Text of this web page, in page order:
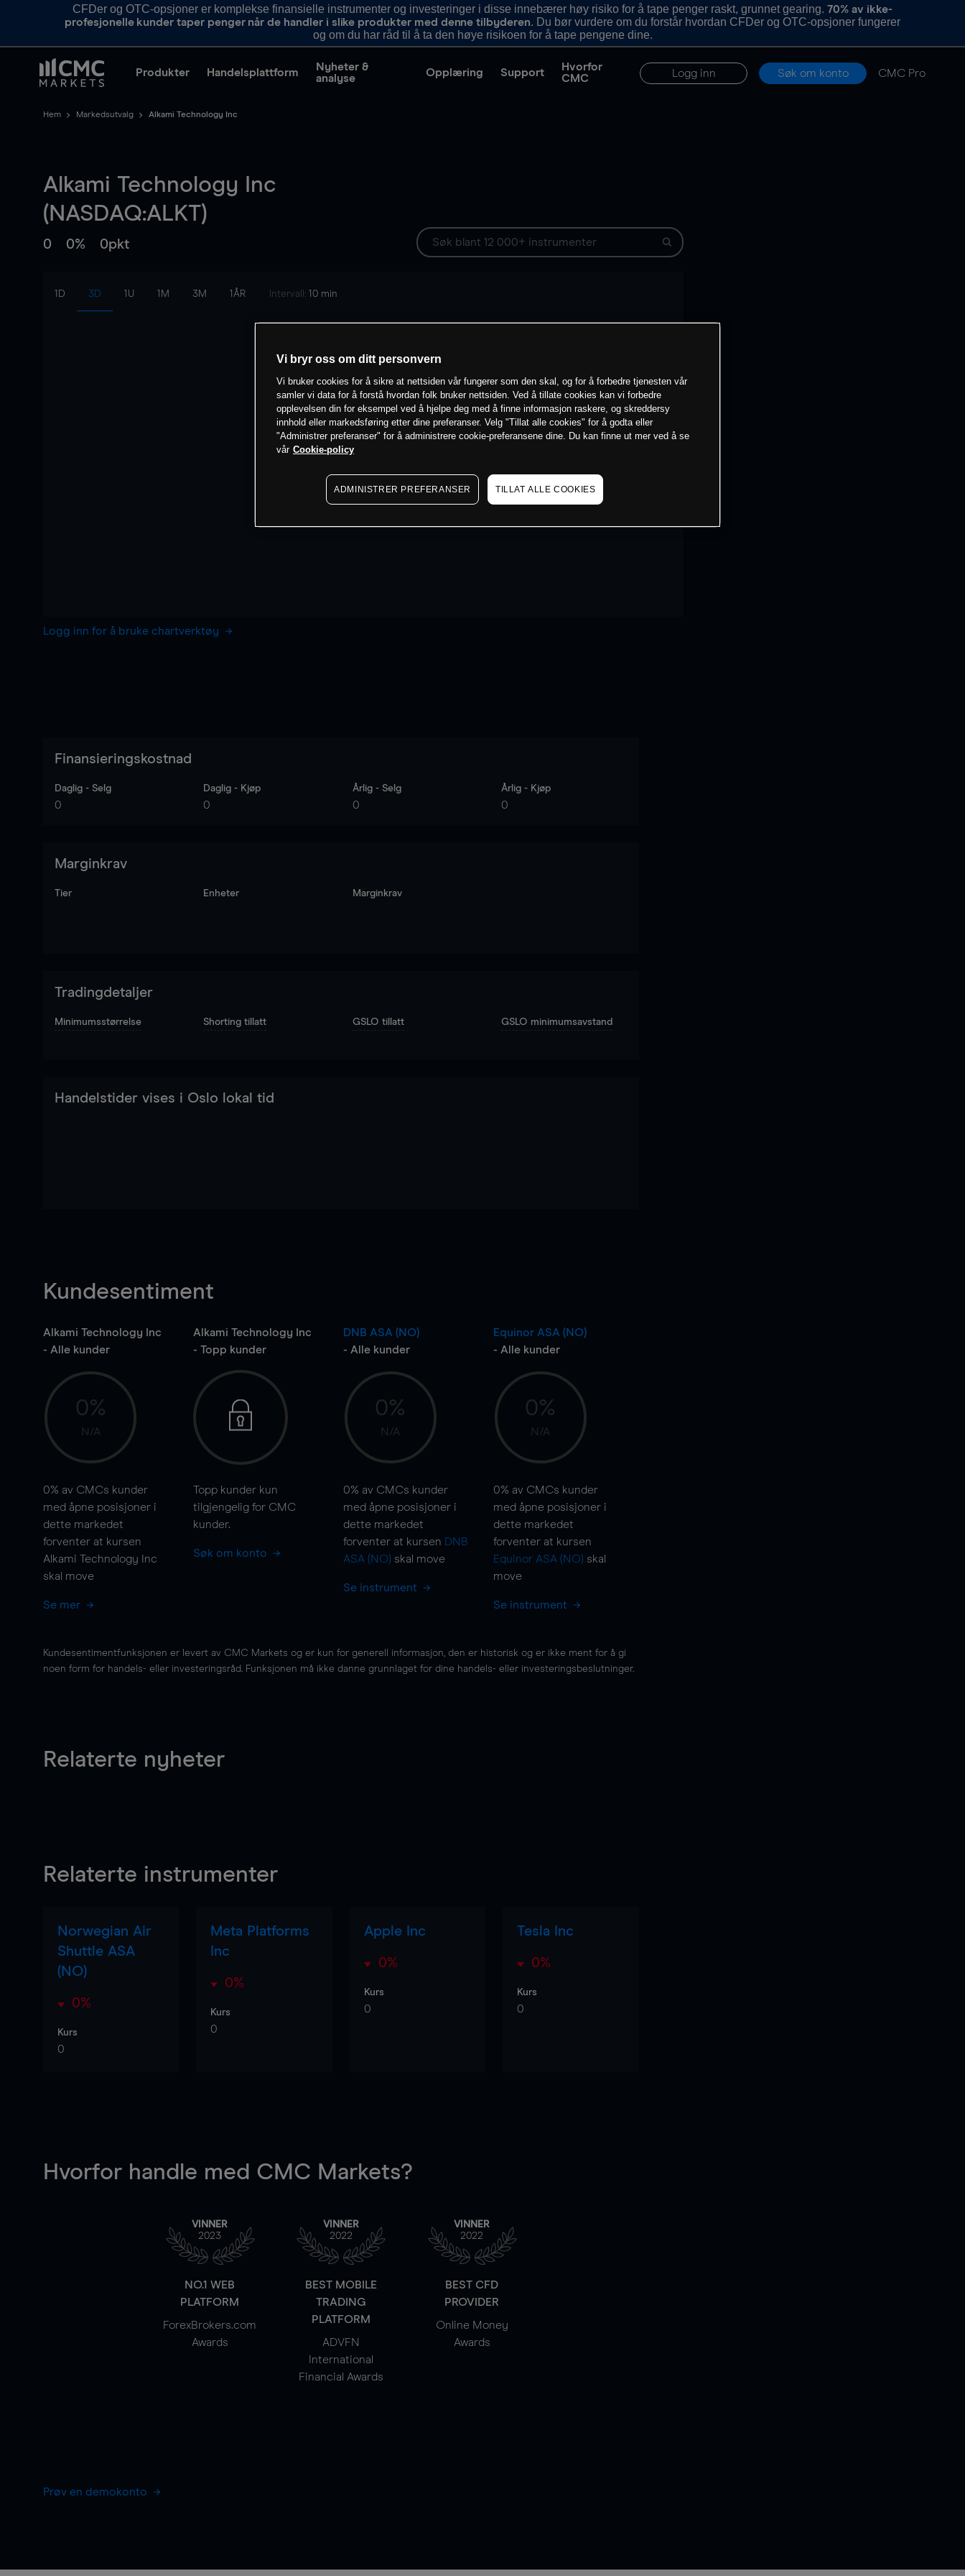
CFDer og OTC-opsjoner er komplekse finansielle instrumenter og investeringer i disse innebærer høy risiko for å tape penger raskt, grunnet gearing.70% av ikke-
profesjonelle kunder taper penger når de handler i slike produkter med denne tilbyderen. Du bør vurdere om du forstår hvordan CFDer og OTC-opsjoner fungerer
og om du har råd til å ta den høye risikoen for å tape pengene dine.
Produkter Handelsplattform
Nyheter &
analyse
Opplæring Support
Hvorfor
CMC
Logg inn Søk om konto CMC Pro
Hem Markedsutvalg Alkami Technology Inc
Alkami Technology Inc
(NASDAQ:ALKT)
0 0% 0pkt
1D 3D 1U 1M 3M 1ÅR Intervall: 10 min
Logg inn for å bruke chartverktøy
Finansieringskostnad
Daglig - Selg
0
Daglig - Kjøp
0
Årlig - Selg
0
Årlig - Kjøp
0
Marginkrav
Tier Enheter Marginkrav
Tradingdetaljer
Minimumsstørrelse Shorting tillatt GSLO tillatt GSLO minimumsavstand
Handelstider vises i Oslo lokal tid
Kundesentiment
Alkami Technology Inc
- Alle kunder
0%
N/A
0% av CMCs kunder
med åpne posisjoner i
dette markedet
forventer at kursen
Alkami Technology Inc
skal move
Se mer
Alkami Technology Inc
- Topp kunder
Topp kunder kun
tilgjengelig for CMC
kunder.
Søk om konto
DNB ASA (NO)
- Alle kunder
0%
N/A
0% av CMCs kunder
med åpne posisjoner i
dette markedet
forventer at kursen DNB
ASA (NO) skal move
Se instrument
Equinor ASA (NO)
- Alle kunder
0%
N/A
0% av CMCs kunder
med åpne posisjoner i
dette markedet
forventer at kursen
Equinor ASA (NO) skal
move
Se instrument
Kundesentimentfunksjonen er levert av CMC Markets og er kun for generell informasjon, den er historisk og er ikke ment for å gi
noen form for handels- eller investeringsråd. Funksjonen må ikke danne grunnlaget for dine handels- eller investeringsbeslutninger.
Relaterte nyheter
Relaterte instrumenter
Norwegian Air
Shuttle ASA
(NO)
0%
Kurs
0
Meta Platforms
Inc
0%
Kurs
0
Apple Inc
0%
Kurs
0
Tesla Inc
0%
Kurs
0
Hvorfor handle med CMC Markets?
VINNER
2023
NO.1 WEB
PLATFORM
ForexBrokers.com
Awards
VINNER
2022
BEST MOBILE
TRADING
PLATFORM
ADVFN
International
Financial Awards
VINNER
2022
BEST CFD
PROVIDER
Online Money
Awards
Prøv en demokonto
Vi bryr oss om ditt personvern
Vi bruker cookies for å sikre at nettsiden vår fungerer som den skal, og for å forbedre tjenesten vår
samler vi data for å forstå hvordan folk bruker nettsiden. Ved å tillate cookies kan vi forbedre
opplevelsen din for eksempel ved å hjelpe deg med å finne informasjon raskere, og skreddersy
innhold eller markedsføring etter dine preferanser. Velg "Tillat alle cookies" for å godta eller
"Administrer preferanser" for å administrere cookie-preferansene dine. Du kan finne ut mer ved å se
vår Cookie-policy
ADMINISTRER PREFERANSER TILLAT ALLE COOKIES